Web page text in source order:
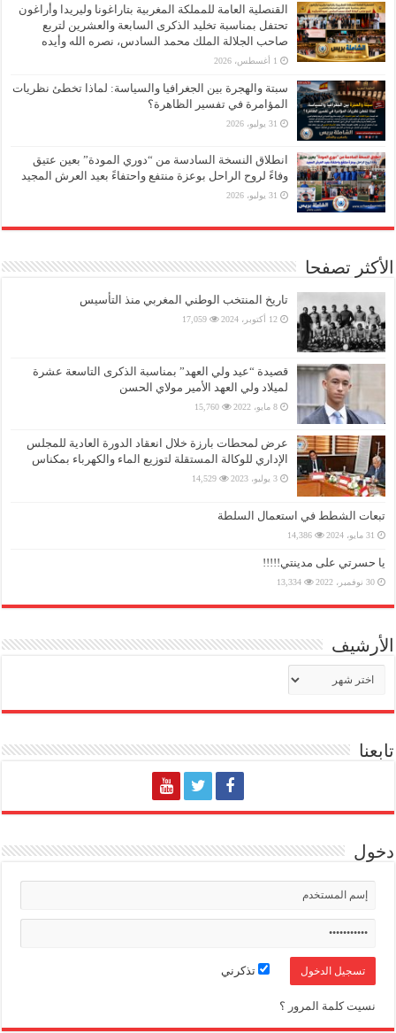
القنصلية العامة للمملكة المغربية بتاراغونا وليريدا وأراغون
تحتفل بمناسبة تخليد الذكرى السابعة والعشرين لتربع
صاحب الجلالة الملك محمد السادس، نصره الله وأيده
1 أغسطس، 2026
سبتة والهجرة بين الجغرافيا والسياسة: لماذا تخطئ نظريات
المؤامرة في تفسير الظاهرة؟
31 يوليو، 2026
انطلاق النسخة السادسة من “دوري المودة” بعين عتيق
وفاءً لروح الراحل بوعزة منتفع واحتفاءً بعيد العرش المجيد
31 يوليو، 2026
الأكثر تصفحا
تاريخ المنتخب الوطني المغربي منذ التأسيس
12 أكتوبر، 2024 17,059
قصيدة “عيد ولي العهد” بمناسبة الذكرى التاسعة عشرة
لميلاد ولي العهد الأمير مولاي الحسن
8 مايو، 2022 15,760
عرض لمحطات بارزة خلال انعقاد الدورة العادية للمجلس
الإداري للوكالة المستقلة لتوزيع الماء والكهرباء بمكناس
3 يوليو، 2023 14,529
تبعات الشطط في استعمال السلطة
31 مايو، 2024 14,386
يا حسرتي على مدينتي!!!!!
30 نوفمبر، 2022 13,334
الأرشيف
الأرشيف
تابعنا
دخول
تذكرني
نسيت كلمة المرور ؟